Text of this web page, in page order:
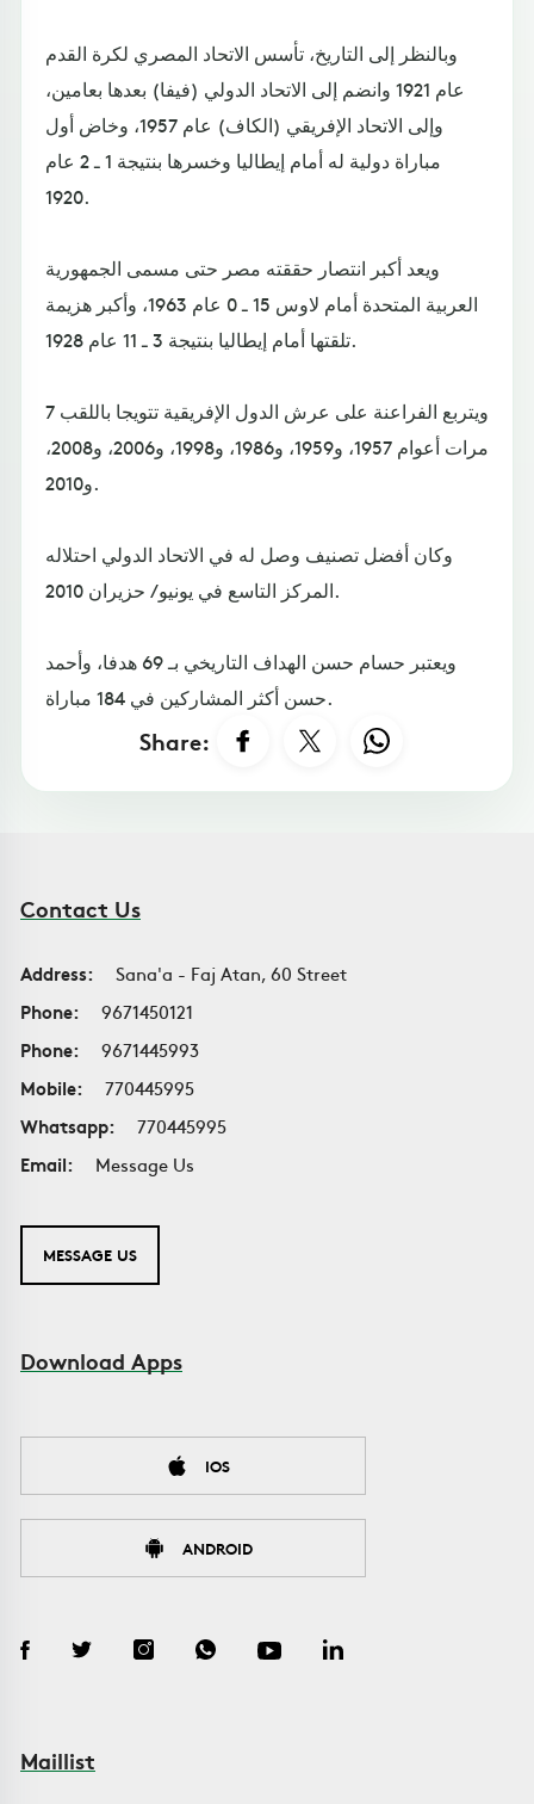
وبالنظر إلى التاريخ، تأسس الاتحاد المصري لكرة القدم
عام 1921 وانضم إلى الاتحاد الدولي (فيفا) بعدها بعامين،
وإلى الاتحاد الإفريقي (الكاف) عام 1957، وخاض أول
مباراة دولية له أمام إيطاليا وخسرها بنتيجة 1 ـ 2 عام
1920.
ويعد أكبر انتصار حققته مصر حتى مسمى الجمهورية
العربية المتحدة أمام لاوس 15 ـ 0 عام 1963، وأكبر هزيمة
تلقتها أمام إيطاليا بنتيجة 3 ـ 11 عام 1928.
ويتربع الفراعنة على عرش الدول الإفريقية تتويجا باللقب 7
مرات أعوام 1957، و1959، و1986، و1998، و2006، و2008،
و2010.
وكان أفضل تصنيف وصل له في الاتحاد الدولي احتلاله
المركز التاسع في يونيو / حزيران 2010.
ويعتبر حسام حسن الهداف التاريخي بـ 69 هدفا، وأحمد
حسن أكثر المشاركين في 184 مباراة.
Share:
Contact Us
Address:
Sana'a - Faj Atan, 60 Street
Phone:
9671450121
Phone:
9671445993
Mobile:
770445995
Whatsapp:
770445995
Email:
Message Us
MESSAGE US
Download Apps
IOS
ANDROID
Maillist